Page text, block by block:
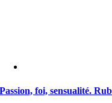
Passion, foi, sensualité.